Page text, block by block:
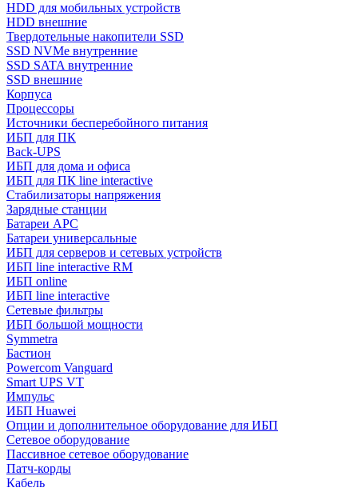
HDD для мобильных устройств
HDD внешние
Твердотельные накопители SSD
SSD NVMe внутренние
SSD SATA внутренние
SSD внешние
Корпуса
Процессоры
Источники бесперебойного питания
ИБП для ПК
Back-UPS
ИБП для дома и офиса
ИБП для ПК linе interactive
Стабилизаторы напряжения
Зарядные станции
Батареи APC
Батареи универсальные
ИБП для серверов и сетевых устройств
ИБП line interactive RM
ИБП online
ИБП linе interactive
Сетевые фильтры
ИБП большой мощности
Symmetra
Бастион
Powercom Vanguard
Smart UPS VT
Импульс
ИБП Huawei
Опции и дополнительное оборудование для ИБП
Сетевое оборудование
Пассивное сетевое оборудование
Патч-корды
Кабель